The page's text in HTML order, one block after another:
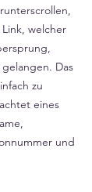
welcher
Das
zu
eines
und